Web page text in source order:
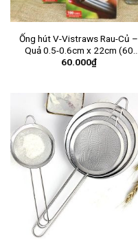
Ống hút V-Vistraws Rau-Củ –
Quả 0.5-0.6cm x 22cm (60
ống/hộp) – Hộp
60.000₫